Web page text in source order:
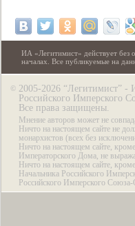
ИА «Легитимист» действует без
началах. Все публикуемые на
© 2005-2026 “Легитимист” -
Российского Имперского
Все права защищены.
Мнение авторов может не
Ничто на настоящем сайте не
монархистов (всех без
Ничто на настоящем сайте,
Императорского Дома, не
Ничто на настоящем сайте,
Начальника Российского
Российского Имперского